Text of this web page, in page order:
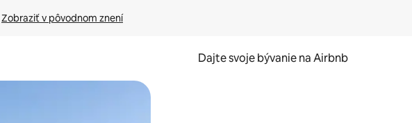
Zobraziť v pôvodnom znení
Dajte svoje bývanie na Airbnb